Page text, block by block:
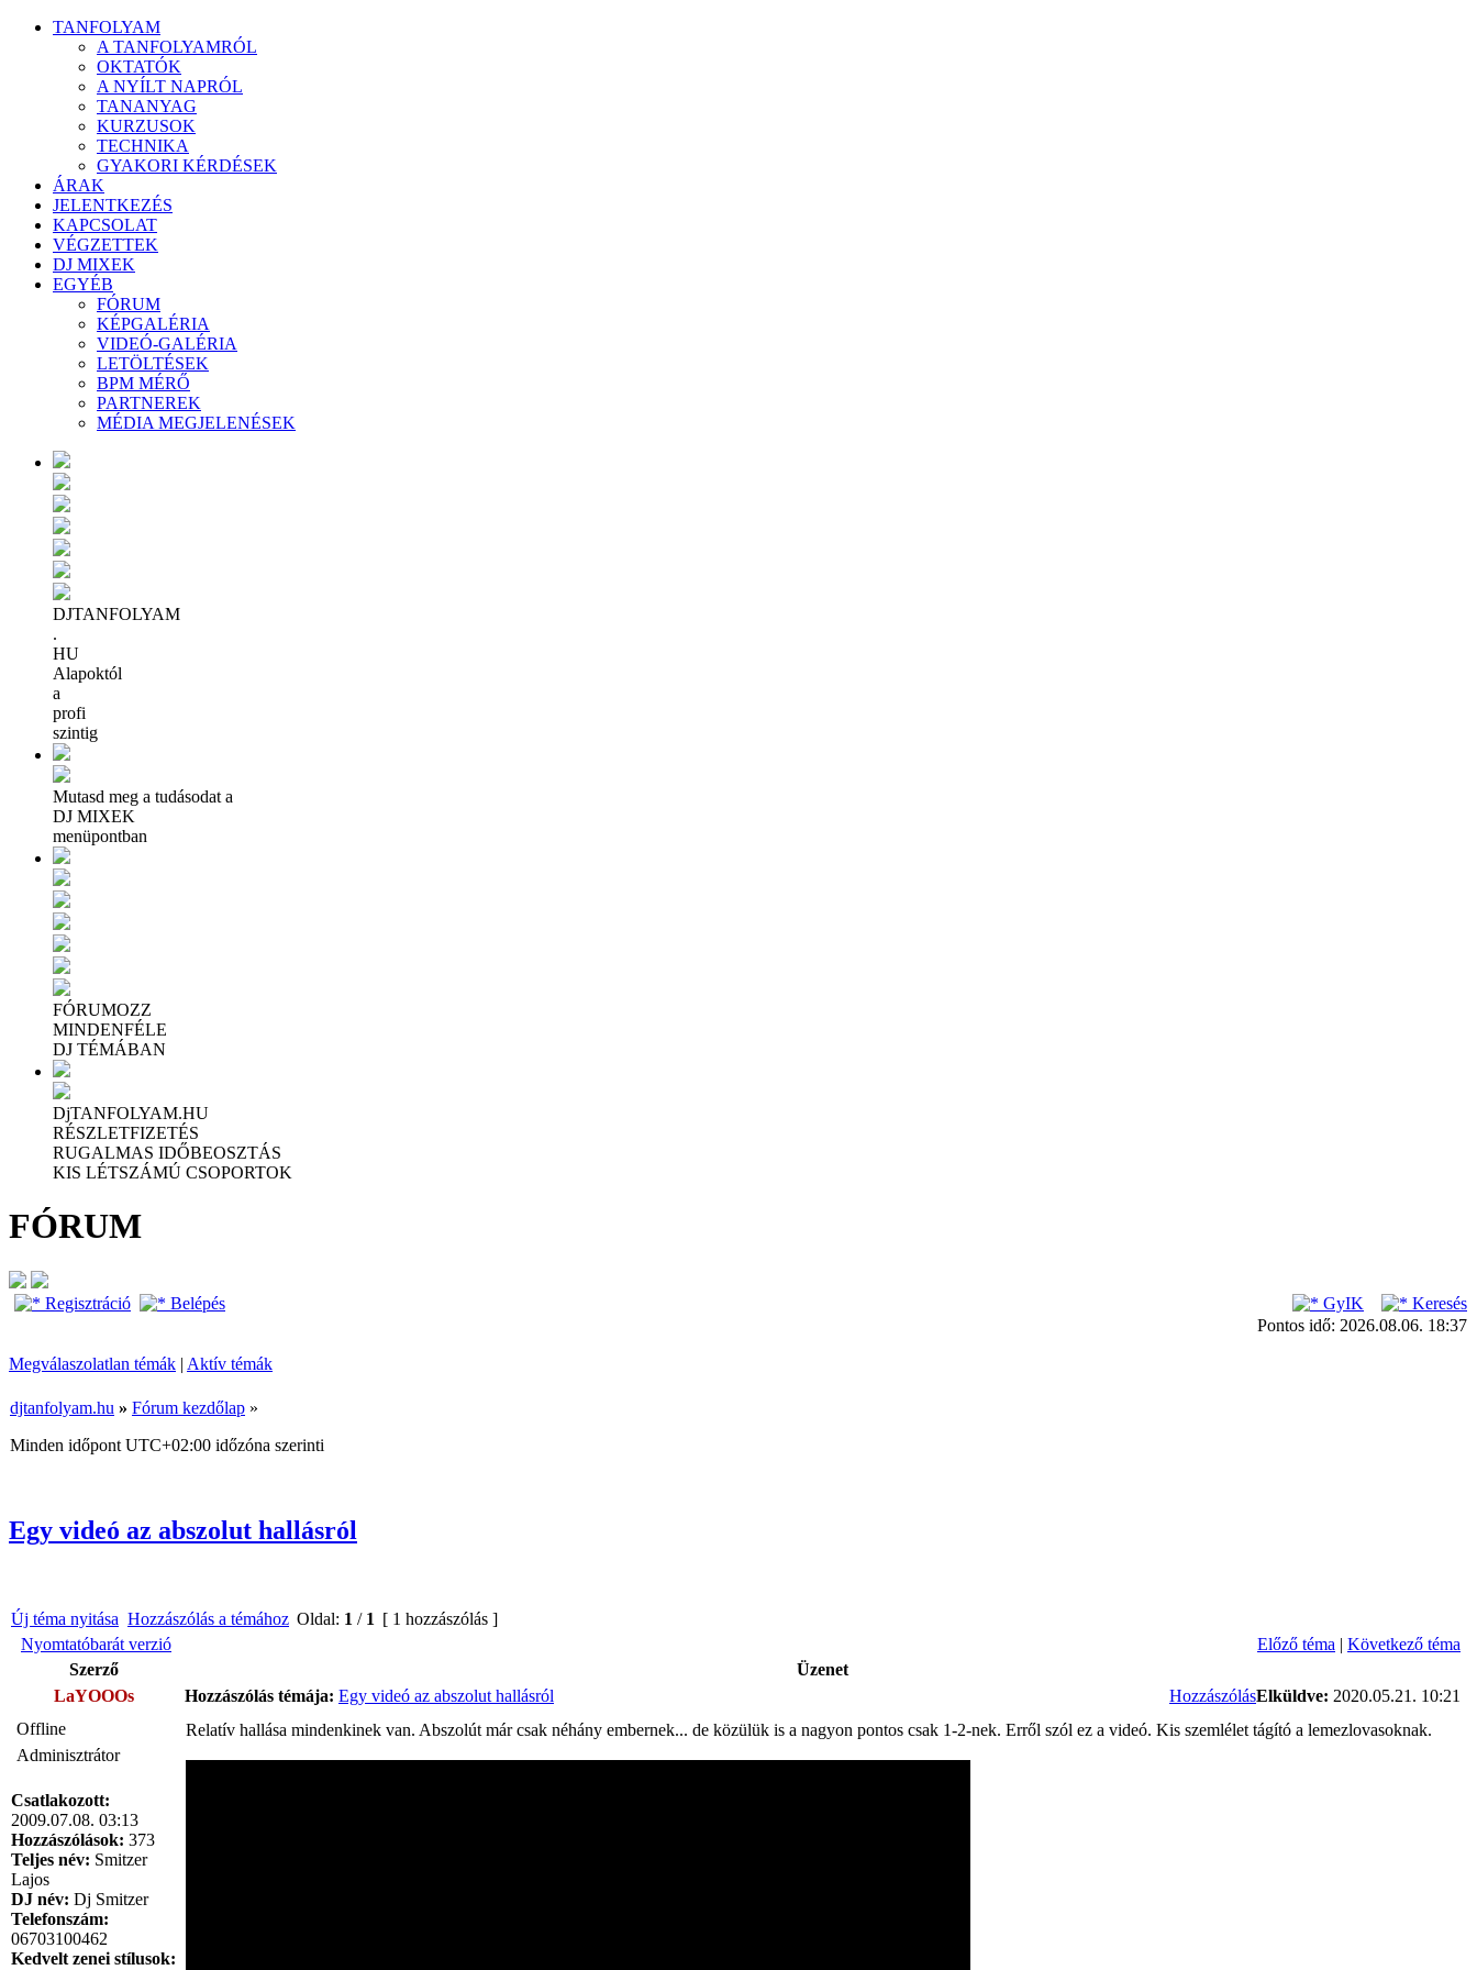
TANFOLYAM
A TANFOLYAMRÓL
OKTATÓK
A NYÍLT NAPRÓL
TANANYAG
KURZUSOK
TECHNIKA
GYAKORI KÉRDÉSEK
ÁRAK
JELENTKEZÉS
KAPCSOLAT
VÉGZETTEK
DJ MIXEK
EGYÉB
FÓRUM
KÉPGALÉRIA
VIDEÓ-GALÉRIA
LETÖLTÉSEK
BPM MÉRŐ
PARTNEREK
MÉDIA MEGJELENÉSEK
DJTANFOLYAM
.
HU
Alapoktól
a
profi
szintig
Mutasd meg a tudásodat a
DJ MIXEK
menüpontban
FÓRUMOZZ
MINDENFÉLE
DJ TÉMÁBAN
DjTANFOLYAM.HU
RÉSZLETFIZETÉS
RUGALMAS IDŐBEOSZTÁS
KIS LÉTSZÁMÚ CSOPORTOK
FÓRUM
Regisztráció Belépés GyIK
Keresés
Pontos idő: 2026.08.06. 18:37
Megválaszolatlan témák | Aktív témák
djtanfolyam.hu » Fórum kezdőlap »
Minden időpont UTC+02:00 időzóna szerinti
Egy videó az abszolut hallásról
Új téma nyitása Hozzászólás a témához Oldal: 1 / 1 [ 1 hozzászólás ]
Nyomtatóbarát verzió
Előző téma | Következő téma
Szerző
Üzenet
LaYOOOs
Hozzászólás témája: Egy videó az abszolut hallásról HozzászólásElküldve: 2020.05.21. 10:21
Offline
Adminisztrátor
Csatlakozott:
2009.07.08. 03:13
Hozzászólások: 373
Teljes név: Smitzer
Lajos
DJ név: Dj Smitzer
Telefonszám:
06703100462
Kedvelt zenei stílusok:
Relatív hallása mindenkinek van. Abszolút már csak néhány embernek... de közülük is a nagyon pontos csak 1-2-nek. Erről szól ez a videó. Kis szemlélet tágító a lemezlovasoknak.